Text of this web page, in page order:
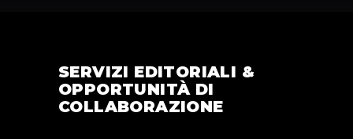
SERVIZI EDITORIALI &
OPPORTUNITÀ DI
COLLABORAZIONE